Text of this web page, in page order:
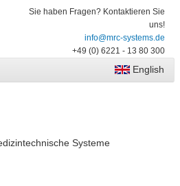
Sie haben Fragen? Kontaktieren Sie
uns!
info@mrc-systems.de
+49 (0) 6221 - 13 80 300
English
Systeme